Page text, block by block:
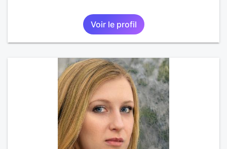
Voir le profil